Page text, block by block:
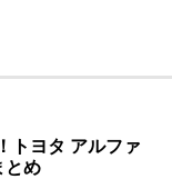
トヨタ アルファ
とめ